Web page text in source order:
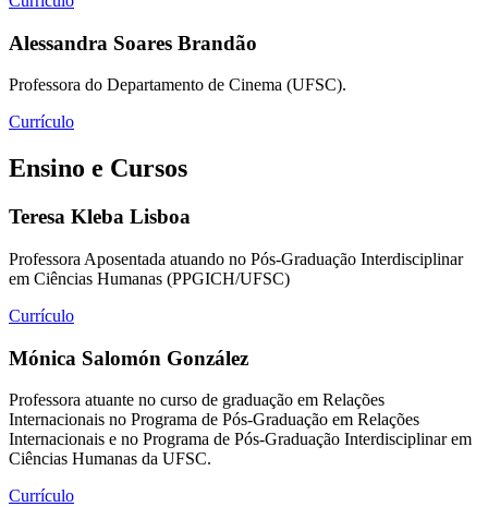
Alessandra Soares Brandão
Professora do Departamento de Cinema (UFSC).
Currículo
Ensino e Cursos
Teresa Kleba Lisboa
Professora Aposentada atuando no Pós-Graduação Interdisciplinar
em Ciências Humanas (PPGICH/UFSC)
Currículo
Mónica Salomón González
Professora atuante no curso de graduação em Relações
Internacionais no Programa de Pós-Graduação em Relações
Internacionais e no Programa de Pós-Graduação Interdisciplinar em
Ciências Humanas da UFSC.
Currículo